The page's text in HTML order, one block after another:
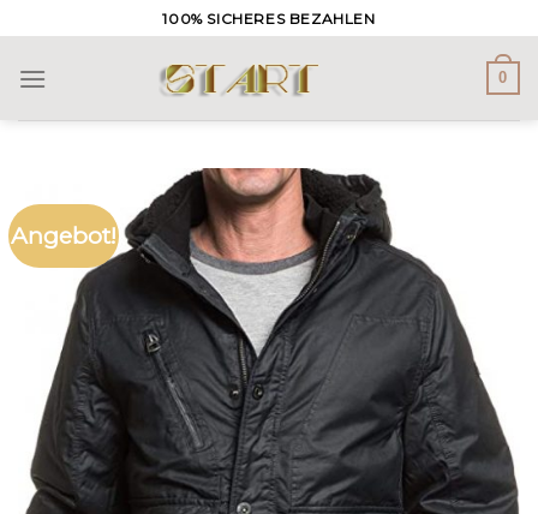
to
content
100% SICHERES BEZAHLEN
0
Angebot!